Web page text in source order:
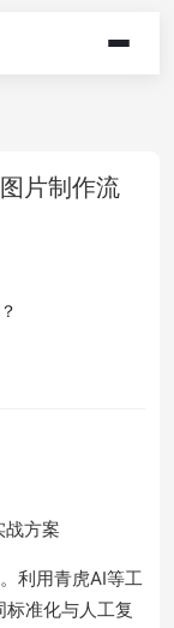
片制作流
战方案
利用青虎AI等工
准化与人工复